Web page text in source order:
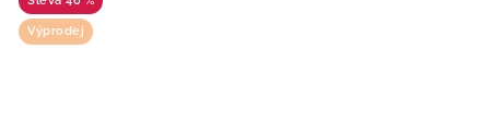
Výprodej